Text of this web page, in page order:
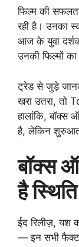
फिल्म की
रही है। उनका
आज के युवा
उनकी फिल्मों का
ट्रेड से जुड़े
खरा उतरा, तो
हालांकि, बॉक्स
है, लेकिन
बॉक्स
है स्थिति
ईद रिलीज़, यश
— इन सभी